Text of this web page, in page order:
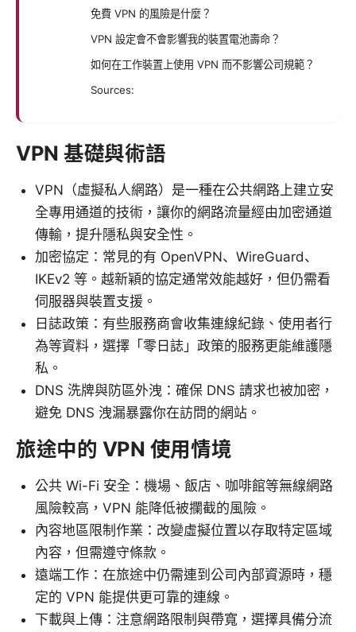
免費 VPN 的風險是什麼？
VPN 設定會不會影響我的裝置電池壽命？
如何在工作裝置上使用 VPN 而不影響公司規範？
Sources:
VPN 基礎與術語
VPN（虛擬私人網路）是一種在公共網路上建立安
全專用通道的技術，讓你的網路流量經由加密通道
傳輸，提升隱私與安全性。
加密協定：常見的有 OpenVPN、WireGuard、
IKEv2 等。越新穎的協定通常效能越好，但仍需看
伺服器與裝置支援。
日誌政策：有些服務商會收集連線紀錄、使用者行
為等資料，選擇「零日誌」政策的服務更能維護隱
私。
DNS 洗牌與防區外洩：確保 DNS 請求也被加密，
避免 DNS 洩漏暴露你在訪問的網站。
旅途中的 VPN 使用情境
公共 Wi-Fi 安全：機場、飯店、咖啡館等無線網路
風險較高，VPN 能降低被攔截的風險。
內容地區限制作業：改變虛擬位置以存取特定區域
內容，但需遵守條款。
遠端工作：在旅途中仍需連到公司內部資源時，穩
定的 VPN 能提供更可靠的連線。
下載與上傳：注意網路限制與帶寬，選擇具備分流